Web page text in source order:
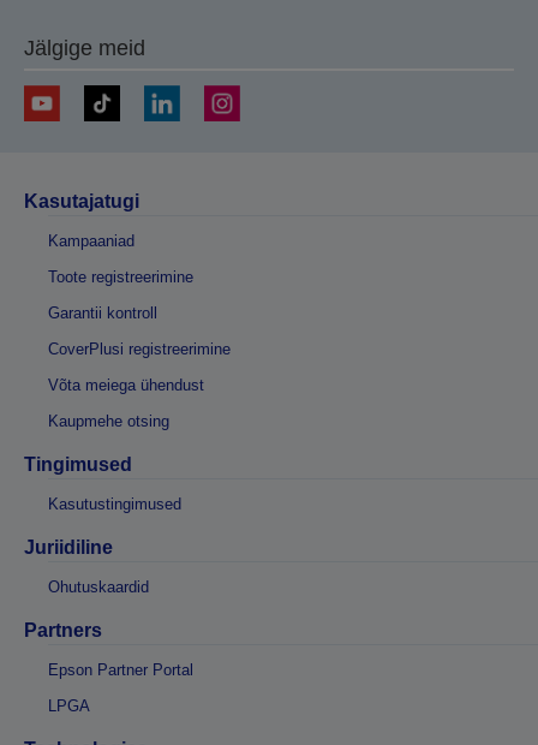
Jälgige meid
Kasutajatugi
Kampaaniad
Toote registreerimine
Garantii kontroll
CoverPlusi registreerimine
Võta meiega ühendust
Kaupmehe otsing
Tingimused
Kasutustingimused
Juriidiline
Ohutuskaardid
Partners
Epson Partner Portal
LPGA